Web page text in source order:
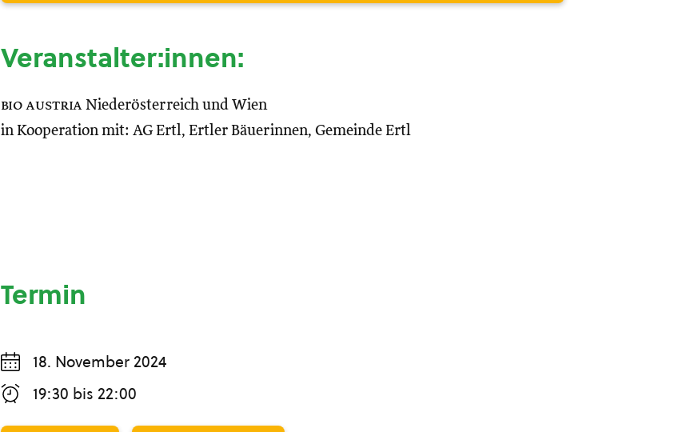
Veranstalter:innen:
bio austria Niederösterreich und Wien
in Kooperation mit: AG Ertl, Ertler Bäuerinnen, Gemeinde Ertl
Termin
18. November 2024
19:30 bis 22:00